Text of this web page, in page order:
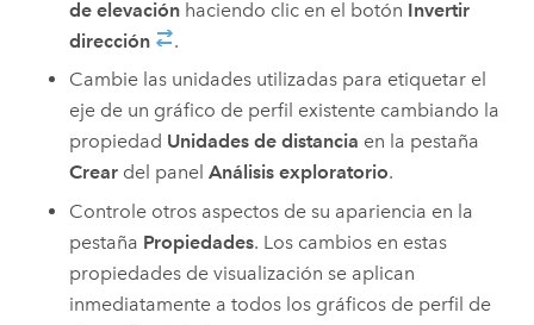
de elevación haciendo clic en el botón Invertir
dirección
.
Cambie las unidades utilizadas para etiquetar el
eje de un gráfico de perfil existente cambiando la
propiedad Unidades de distancia en la pestaña
Crear del panelAnálisis exploratorio.
Controle otros aspectos de su apariencia en la
pestaña Propiedades. Los cambios en estas
propiedades de visualización se aplican
inmediatamente a todos los gráficos de perfil de